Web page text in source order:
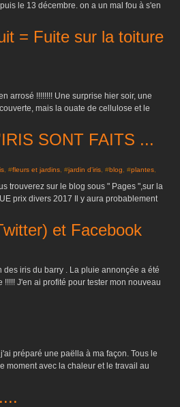
le 13 décembre. on a un mal fou à s'en
= Fuite sur la toiture
arrosé !!!!!!!! Une surprise hier soir, une
mais la ouate de cellulose et le
SONT FAITS ...
, #fleurs et jardins , #jardin d'iris , #blog , #plantes
trouverez sur le blog sous " Pages ",sur la
prix divers 2017 Il y aura probablement
et Facebook
iris du barry . La pluie annonçée a été
J'en ai profité pour tester mon nouveau
préparé une paëlla à ma façon. Tous le
moment avec la chaleur et le travail au